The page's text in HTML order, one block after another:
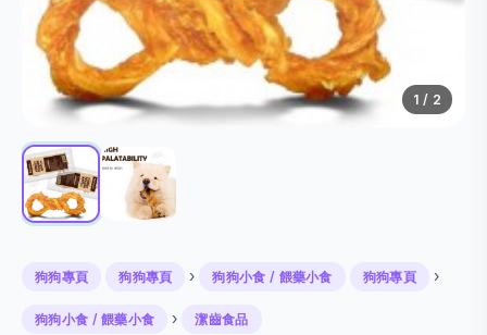
1 / 2
狗狗專頁 狗狗專頁 › 狗狗小食 / 餵藥小食 狗狗專頁 ›
狗狗小食 / 餵藥小食 › 潔齒食品